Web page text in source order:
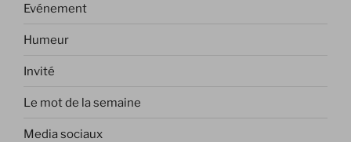
Evénement
Humeur
Invité
Le mot de la semaine
Media sociaux